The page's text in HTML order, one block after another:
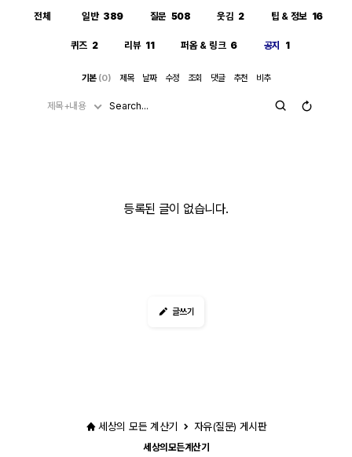
전체 일반 389 질문 508 웃김 2 팁 & 정보 16
퀴즈 2 리뷰 11 퍼옴 & 링크 6 공지 1
기본 (0) 제목 날짜 수정 조회 댓글 추천 비추
제목+내용
등록된 글이 없습니다.
글쓰기
세상의 모든 계산기 자유(질문) 게시판
세상의모든계산기